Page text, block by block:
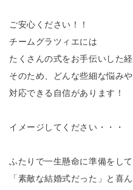
ご安心ください！！
チームグラツィエには
たくさんの式をお手伝いした
そのため、どんな些細な悩み
対応できる自信があります！
イメージしてください・・・
ふたりで一生懸命に準備をし
「素敵な結婚式だった」と喜